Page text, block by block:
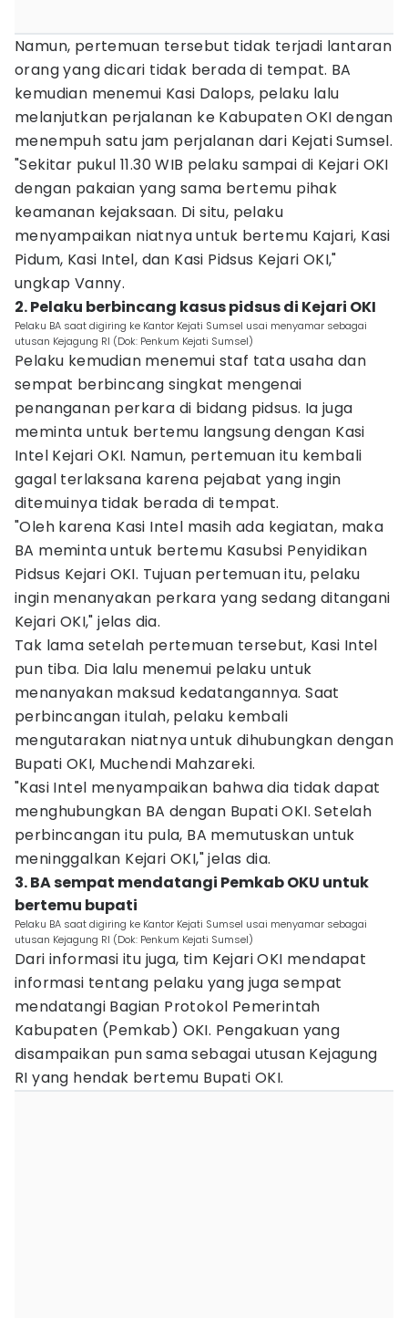
Namun, pertemuan tersebut tidak terjadi lantaran
orang yang dicari tidak berada di tempat. BA
kemudian menemui Kasi Dalops, pelaku lalu
melanjutkan perjalanan ke Kabupaten OKI dengan
menempuh satu jam perjalanan dari Kejati Sumsel.
"Sekitar pukul 11.30 WIB pelaku sampai di Kejari OKI
dengan pakaian yang sama bertemu pihak
keamanan kejaksaan. Di situ, pelaku
menyampaikan niatnya untuk bertemu Kajari, Kasi
Pidum, Kasi Intel, dan Kasi Pidsus Kejari OKI,"
ungkap Vanny.
2. Pelaku berbincang kasus pidsus di Kejari OKI
Pelaku BA saat digiring ke Kantor Kejati Sumsel usai menyamar sebagai
utusan Kejagung RI (Dok: Penkum Kejati Sumsel)
Pelaku kemudian menemui staf tata usaha dan
sempat berbincang singkat mengenai
penanganan perkara di bidang pidsus. Ia juga
meminta untuk bertemu langsung dengan Kasi
Intel Kejari OKI. Namun, pertemuan itu kembali
gagal terlaksana karena pejabat yang ingin
ditemuinya tidak berada di tempat.
"Oleh karena Kasi Intel masih ada kegiatan, maka
BA meminta untuk bertemu Kasubsi Penyidikan
Pidsus Kejari OKI. Tujuan pertemuan itu, pelaku
ingin menanyakan perkara yang sedang ditangani
Kejari OKI," jelas dia.
Tak lama setelah pertemuan tersebut, Kasi Intel
pun tiba. Dia lalu menemui pelaku untuk
menanyakan maksud kedatangannya. Saat
perbincangan itulah, pelaku kembali
mengutarakan niatnya untuk dihubungkan dengan
Bupati OKI, Muchendi Mahzareki.
"Kasi Intel menyampaikan bahwa dia tidak dapat
menghubungkan BA dengan Bupati OKI. Setelah
perbincangan itu pula, BA memutuskan untuk
meninggalkan Kejari OKI," jelas dia.
3. BA sempat mendatangi Pemkab OKU untuk
bertemu bupati
Pelaku BA saat digiring ke Kantor Kejati Sumsel usai menyamar sebagai
utusan Kejagung RI (Dok: Penkum Kejati Sumsel)
Dari informasi itu juga, tim Kejari OKI mendapat
informasi tentang pelaku yang juga sempat
mendatangi Bagian Protokol Pemerintah
Kabupaten (Pemkab) OKI. Pengakuan yang
disampaikan pun sama sebagai utusan Kejagung
RI yang hendak bertemu Bupati OKI.